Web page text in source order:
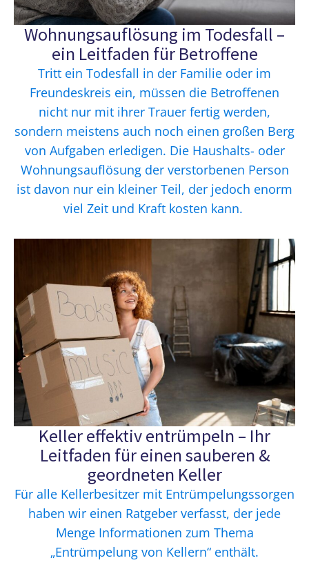
Wohnungsauflösung im Todesfall –
ein Leitfaden für Betroffene
Tritt ein Todesfall in der Familie oder im
Freundeskreis ein, müssen die Betroffenen
nicht nur mit ihrer Trauer fertig werden,
sondern meistens auch noch einen großen Berg
von Aufgaben erledigen. Die Haushalts- oder
Wohnungsauflösung der verstorbenen Person
ist davon nur ein kleiner Teil, der jedoch enorm
viel Zeit und Kraft kosten kann.
Keller effektiv entrümpeln – Ihr
Leitfaden für einen sauberen &
geordneten Keller
Für alle Kellerbesitzer mit Entrümpelungssorgen
haben wir einen Ratgeber verfasst, der jede
Menge Informationen zum Thema
„Entrümpelung von Kellern“ enthält.